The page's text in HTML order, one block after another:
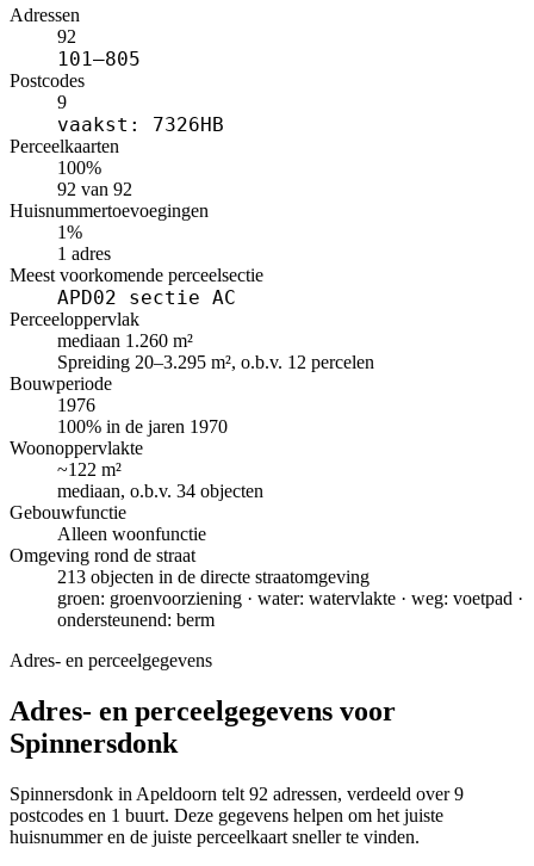
Adressen
92
101–805
Postcodes
9
vaakst: 7326HB
Perceelkaarten
100%
92 van 92
Huisnummertoevoegingen
1%
1 adres
Meest voorkomende perceelsectie
APD02 sectie AC
Perceeloppervlak
mediaan 1.260 m²
Spreiding 20–3.295 m², o.b.v. 12 percelen
Bouwperiode
1976
100% in de jaren 1970
Woonoppervlakte
~122 m²
mediaan, o.b.v. 34 objecten
Gebouwfunctie
Alleen woonfunctie
Omgeving rond de straat
213 objecten in de directe straatomgeving
groen: groenvoorziening · water: watervlakte · weg: voetpad ·
ondersteunend: berm
Adres- en perceelgegevens
Adres- en perceelgegevens voor
Spinnersdonk
Spinnersdonk in Apeldoorn telt 92 adressen, verdeeld over 9
postcodes en 1 buurt. Deze gegevens helpen om het juiste
huisnummer en de juiste perceelkaart sneller te vinden.